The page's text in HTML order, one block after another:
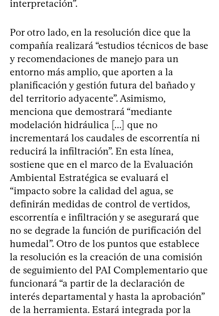
interpretación”.
Por otro lado, en la resolución dice que la
compañía realizará “estudios técnicos de base
y recomendaciones de manejo para un
entorno más amplio, que aporten a la
planificación y gestión futura del bañado y
del territorio adyacente”. Asimismo,
menciona que demostrará “mediante
modelación hidráulica [...] que no
incrementará los caudales de escorrentía ni
reducirá la infiltración”. En esta línea,
sostiene que en el marco de la Evaluación
Ambiental Estratégica se evaluará el
“impacto sobre la calidad del agua, se
definirán medidas de control de vertidos,
escorrentía e infiltración y se asegurará que
no se degrade la función de purificación del
humedal”. Otro de los puntos que establece
la resolución es la creación de una comisión
de seguimiento del PAI Complementario que
funcionará “a partir de la declaración de
interés departamental y hasta la aprobación”
de la herramienta. Estará integrada por la